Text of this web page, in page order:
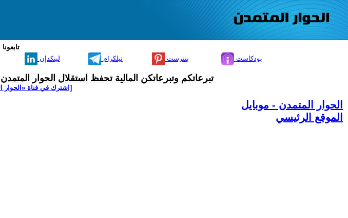
لينكدإن تيلكرام بنترست بودكاست
تبرعاتكم وتبرعاتكن المالية تحفظ استقلال الحوار
[اشترك في قناة ‫«الحوار
الحوار المتمدن - موبايل
الموقع الرئيسي